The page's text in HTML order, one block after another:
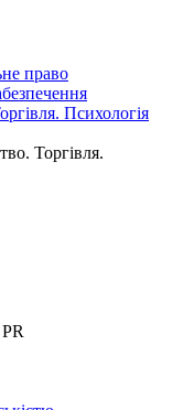
право
Психологія
Торгівля.